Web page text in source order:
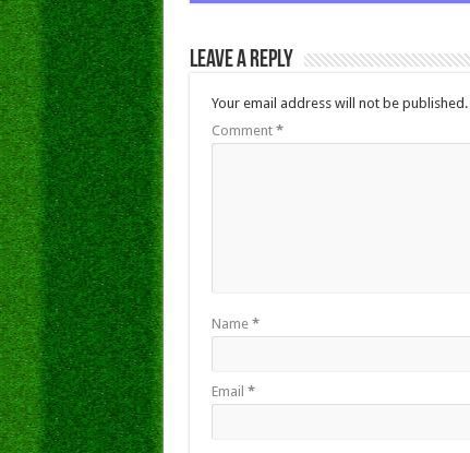
Leave a Reply
Your email address will not be published.
Comment *
Name *
Email *